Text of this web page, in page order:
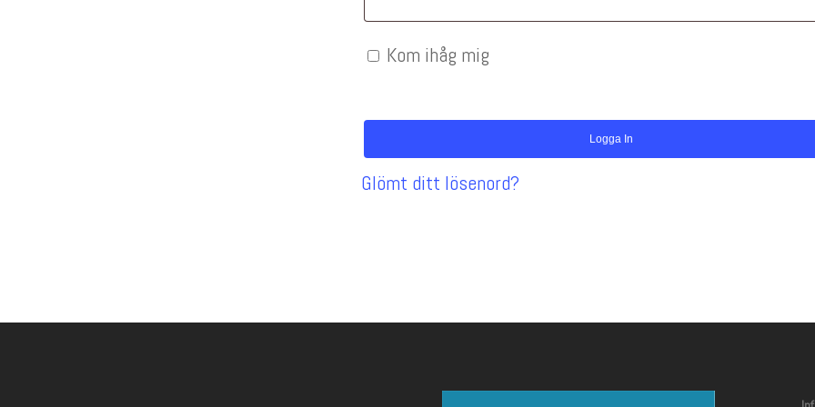
Kom ihåg mig
Logga In
Glömt ditt lösenord?